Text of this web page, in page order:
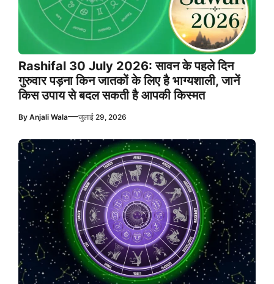
Rashifal 30 July 2026: सावन के पहले दिन
गुरुवार पड़ना किन जातकों के लिए है भाग्यशाली, जानें
किस उपाय से बदल सकती है आपकी किस्मत
By Anjali Wala—जुलाई 29, 2026